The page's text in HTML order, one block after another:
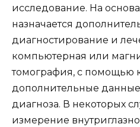
исследование. На
назначается
диагностирование и
компьютерная или
томография, с помощью
дополнительные
диагноза. В некоторых
измерение